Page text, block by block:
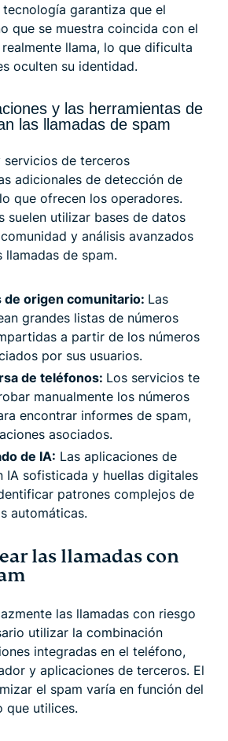
garantiza que el
que se muestra coincida con el
llama, lo que dificulta
oculten su identidad.
y las herramientas de
las llamadas de spam
servicios de terceros
adicionales de detección de
que ofrecen los operadores.
suelen utilizar bases de datos
y análisis avanzados
de spam.
de origen comunitario: Las
grandes listas de números
a partir de los números
por sus usuarios.
de teléfonos: Los servicios te
manualmente los números
encontrar informes de spam,
asociados.
de IA: Las aplicaciones de
IA sofisticada y huellas digitales
patrones complejos de
automáticas.
las llamadas con
las llamadas con riesgo
utilizar la combinación
integradas en el teléfono,
y aplicaciones de terceros. El
el spam varía en función del
que utilices.